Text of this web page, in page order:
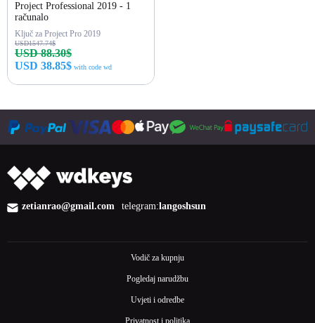
Project Professional 2019 - 1
računalo
Ključ za Project Pro 2019
USD1547.74$
USD 88.30$
USD 38.85$ with code wd
zetianrao@gmail.com telegram:langoshsun
Vodič za kupnju
Pogledaj narudžbu
Uvjeti i odredbe
Privatnost i politika